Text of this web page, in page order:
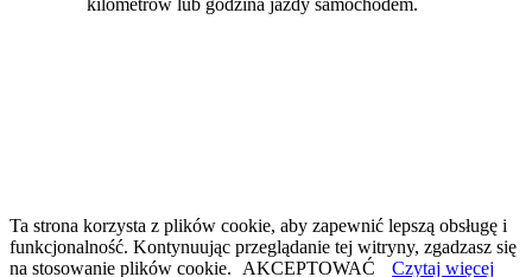
Ta strona korzysta z plików cookie, aby zapewnić lepszą obsługę i
funkcjonalność. Kontynuując przeglądanie tej witryny, zgadzasz się
na stosowanie plików cookie.
AKCEPTOWAĆ Czytaj więcej